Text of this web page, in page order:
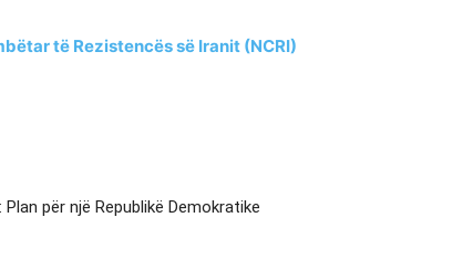
të Rezistencës së Iranit (NCRI)
për një Republikë Demokratike